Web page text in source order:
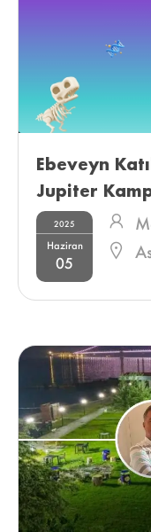
Ebeveyn
Jupiter
2025
Haziran
05